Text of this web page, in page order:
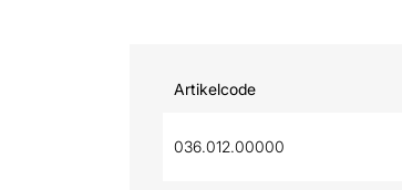
Artikelcode
036.012.00000